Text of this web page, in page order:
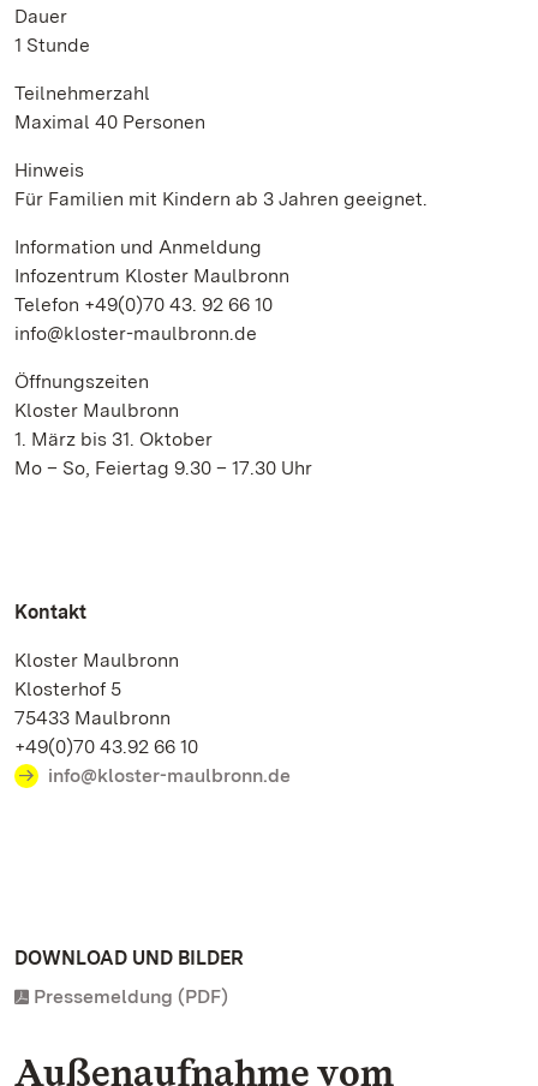
Dauer
1 Stunde
Teilnehmerzahl
Maximal 40 Personen
Hinweis
Für Familien mit Kindern ab 3 Jahren geeignet.
Information und Anmeldung
Infozentrum Kloster Maulbronn
Telefon +49(0)70 43. 92 66 10
info@kloster-maulbronn.de
Öffnungszeiten
Kloster Maulbronn
1. März bis 31. Oktober
Mo – So, Feiertag 9.30 – 17.30 Uhr
Kontakt
Kloster Maulbronn
Klosterhof 5
75433 Maulbronn
+49(0)70 43.92 66 10
info@kloster-maulbronn.de
DOWNLOAD UND BILDER
Pressemeldung (PDF)
Außenaufnahme vom